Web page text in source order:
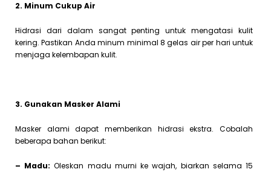
2. Minum Cukup Air
Hidrasi dari dalam sangat penting untuk mengatasi kulit
kering. Pastikan Anda minum minimal 8 gelas air per hari untuk
menjaga kelembapan kulit.
3. Gunakan Masker Alami
Masker alami dapat memberikan hidrasi ekstra. Cobalah
beberapa bahan berikut:
– Madu: Oleskan madu murni ke wajah, biarkan selama 15